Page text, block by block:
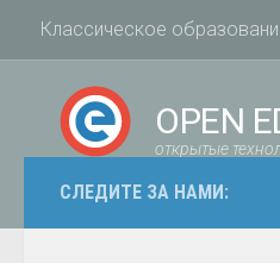
Классическое
OPEN
открытые
СЛЕДИТЕ ЗА НАМИ: